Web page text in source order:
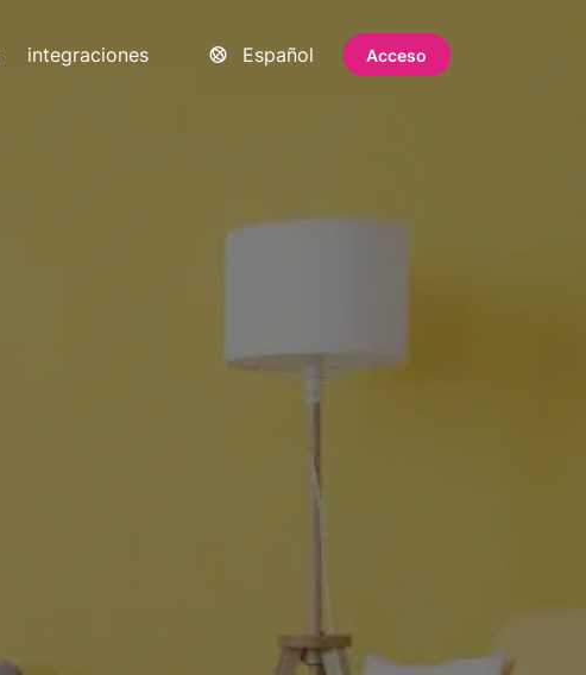
integraciones Español Acceso